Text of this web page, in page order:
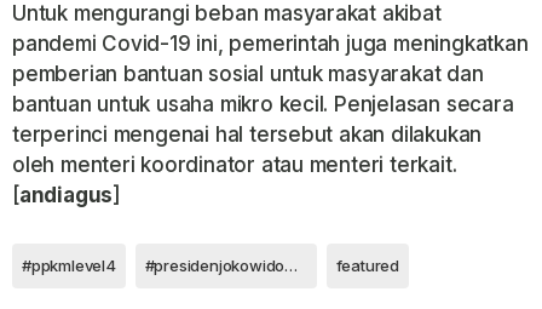
Untuk mengurangi beban masyarakat akibat
pandemi Covid-19 ini, pemerintah juga meningkatkan
pemberian bantuan sosial untuk masyarakat dan
bantuan untuk usaha mikro kecil. Penjelasan secara
terperinci mengenai hal tersebut akan dilakukan
oleh menteri koordinator atau menteri terkait.
andiagus
#ppkmlevel4 #presidenjokowidodo #presidenri #vaksinasi2021 featured